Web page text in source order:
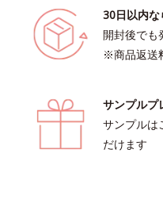
30日以内
開封後でも
※商品返送
サンプルプ
サンプルは
だけます